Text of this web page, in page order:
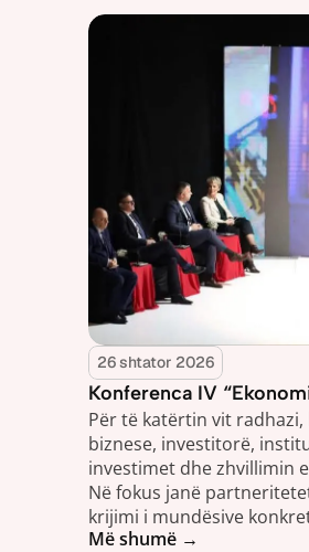
26 shtator 2026
Konferenca IV
Për të katërtin vit radhazi,
biznese, investitorë,
investimet dhe zhvillimin
Në fokus janë
krijimi i mundësive
Më shumë →